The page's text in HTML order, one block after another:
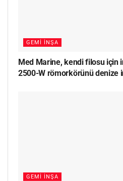
GEMI İNŞA
Med Marine, kendi filosu için
2500-W römorkörünü denize
GEMI İNŞA